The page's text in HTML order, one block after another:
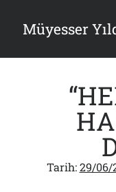
Müyesser
Yan
Menü
Gazi’den
Tarih:29/06/